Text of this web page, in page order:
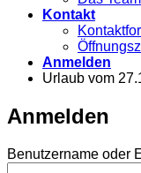
Kontakt
Anmelden
Urlaub vom
Anmelden
Benutzername oder